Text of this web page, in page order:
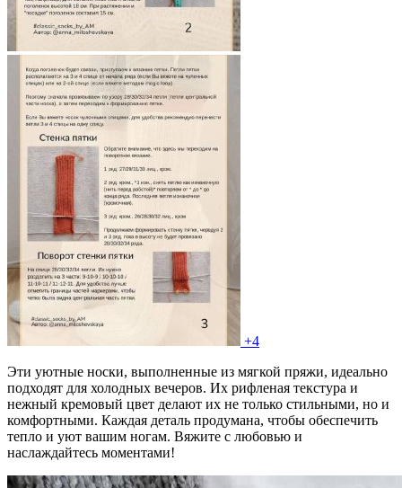
+4
Эти уютные носки, выполненные из мягкой пряжи, идеально
подходят для холодных вечеров. Их рифленая текстура и
нежный кремовый цвет делают их не только стильными, но и
комфортными. Каждая деталь продумана, чтобы обеспечить
тепло и уют вашим ногам. Вяжите с любовью и
наслаждайтесь моментами!